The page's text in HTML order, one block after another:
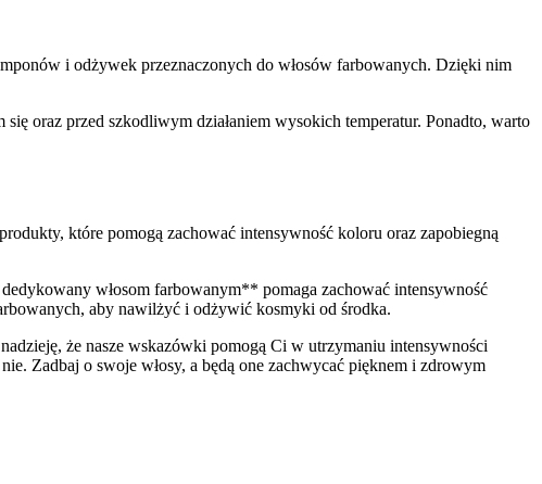
i odżywek⁣ przeznaczonych do włosów farbowanych. Dzięki⁤ nim
‌oraz przed szkodliwym‌ działaniem wysokich temperatur. Ponadto, warto⁤
⁢które ⁤pomogą zachować intensywność‍ koloru oraz zapobiegną
włosom farbowanym**⁢ pomaga zachować⁣ intensywność
aby ‌nawilżyć i‍ odżywić kosmyki od środka.
że nasze ⁣wskazówki pomogą Ci w utrzymaniu intensywności
Zadbaj o swoje włosy,‌ a‌ będą one​ zachwycać‍ pięknem i zdrowym